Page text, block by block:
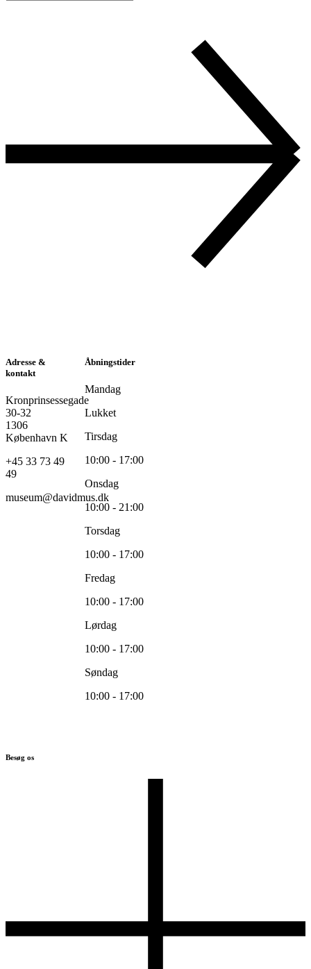
Adresse &
kontakt
Kronprinsessegade
30-32
1306
København K
+45 33 73 49
49
museum@davidmus.dk
Åbningstider
Mandag
Lukket
Tirsdag
10:00 - 17:00
Onsdag
10:00 - 21:00
Torsdag
10:00 - 17:00
Fredag
10:00 - 17:00
Lørdag
10:00 - 17:00
Søndag
10:00 - 17:00
Besøg os